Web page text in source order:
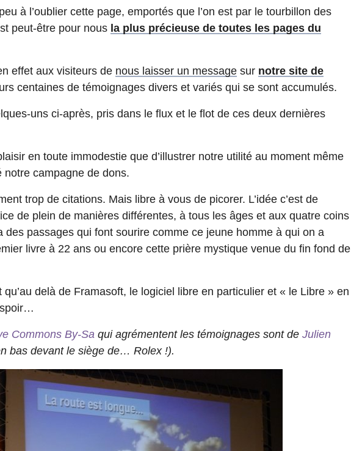
à l’oublier cette page, emportés que l’on est par le tourbillon des
peut-être pour nous la plus précieuse de toutes les pages du
effet aux visiteurs de nous laisser un messagesur notre site de
centaines de témoignages divers et variés qui se sont accumulés.
uns ci-après, pris dans le flux et le flot de ces deux dernières
en toute immodestie que d’illustrer notre utilité au moment même
campagne de dons.
trop de citations. Mais libre à vous de picorer. L’idée c’est de
de plein de manières différentes, à tous les âges et aux quatre coins
des passages qui font sourire comme ce jeune homme à qui on a
livre à 22 ans ou encore cette prière mystique venue du fin fond de
qu’au delà de Framasoft, le logiciel libre en particulier et « le Libre » en
Commons By-Saqui agrémentent les témoignages sont de Julien
bas devant le siège de… Rolex !).